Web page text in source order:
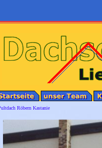
Röbern Kastanie